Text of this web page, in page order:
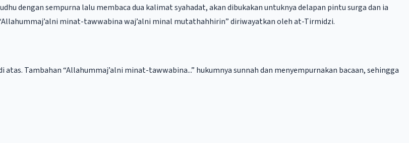
minat-tawwabina waj’alni minal mutathahhirin” diriwayatkan oleh at-Tirmidzi.
Tambahan “Allahummaj’alni minat-tawwabina...” hukumnya sunnah dan menyempurnakan bacaan, sehingga